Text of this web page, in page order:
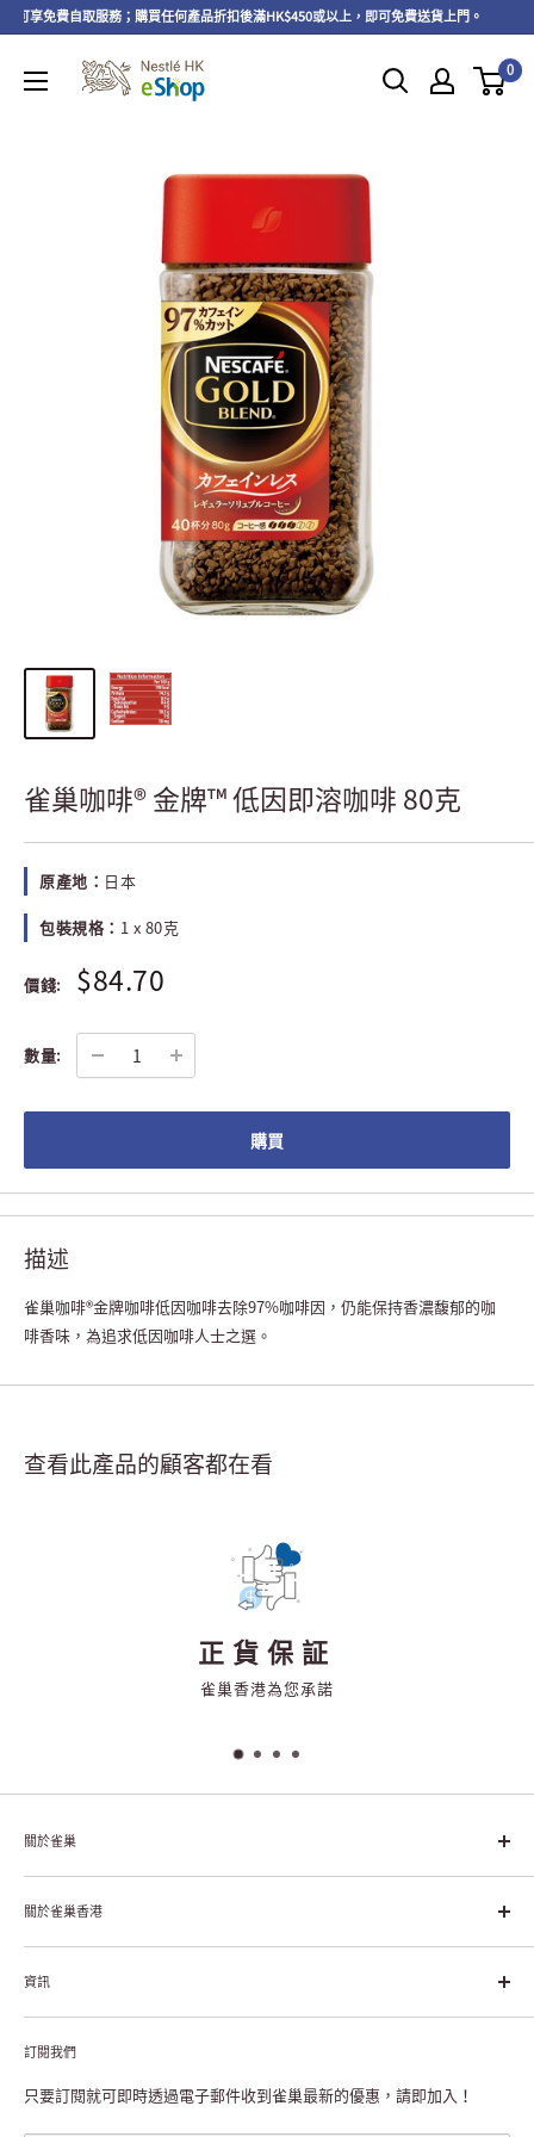
可享免費自取服務；購買任何產品折扣後滿HK$450或以上，即可免費送貨上門。
0
雀巢咖啡® 金牌™ 低因即溶咖啡 80克
原產地： 日本
包裝規格： 1 x 80克
價錢: $84.70
數量:
購買
描述
雀巢咖啡®金牌咖啡低因咖啡去除97%咖啡因，仍能保持香濃馥郁的咖
啡香味，為追求低因咖啡人士之選。
查看此產品的顧客都在看
正貨保証
雀巢香港為您承諾
關於雀巢
雀巢集團起源於1866年的瑞士，目前是全球領先的「營養、健康、
幸福生活」企業。雀巢的目標是「我們充分發掘食品的力量，提升
關於雀巢香港
關於雀巢香港
雀巢香港創造共享價值
聯絡我們
私隱聲明
註冊NESCAFÉ® Dolce Gusto®咖啡機
資訊
付款及送貨
退貨或更換
常見問題
訂閱我們
只要訂閱就可即時透過電子郵件收到雀巢最新的優惠，請即加入！